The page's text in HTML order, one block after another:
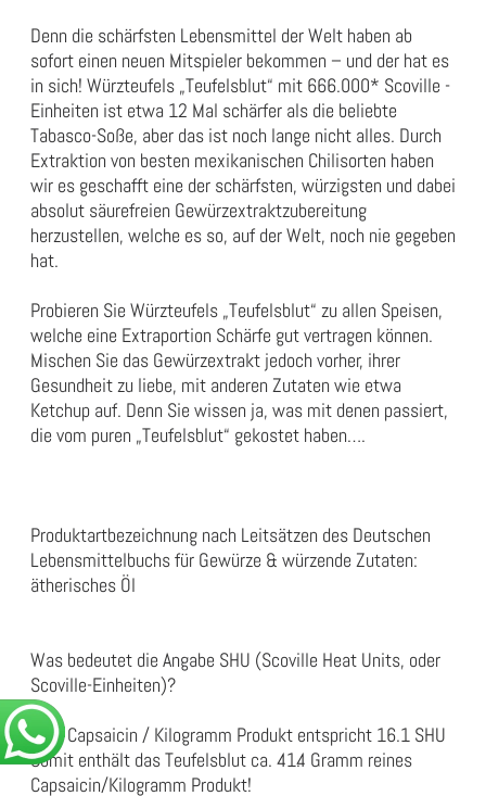
Denn die schärfsten Lebensmittel der Welt haben ab
sofort einen neuen Mitspieler bekommen – und der hat es
in sich! Würzteufels „Teufelsblut“ mit 666.000* Scoville -
Einheiten ist etwa 12 Mal schärfer als die beliebte
Tabasco-Soße, aber das ist noch lange nicht alles. Durch
Extraktion von besten mexikanischen Chilisorten haben
wir es geschafft eine der schärfsten, würzigsten und dabei
absolut säurefreien Gewürzextraktzubereitung
herzustellen, welche es so, auf der Welt, noch nie gegeben
hat.
Probieren Sie Würzteufels „Teufelsblut“ zu allen Speisen,
welche eine Extraportion Schärfe gut vertragen können.
Mischen Sie das Gewürzextrakt jedoch vorher, ihrer
Gesundheit zu liebe, mit anderen Zutaten wie etwa
Ketchup auf. Denn Sie wissen ja, was mit denen passiert,
die vom puren „Teufelsblut“ gekostet haben….
Produktartbezeichnung nach Leitsätzen des Deutschen
Lebensmittelbuchs für Gewürze & würzende Zutaten:
ätherisches Öl
Was bedeutet die Angabe SHU (Scoville Heat Units, oder
Scoville-Einheiten)?
1mg Capsaicin / Kilogramm Produkt entspricht 16.1 SHU
Somit enthält das Teufelsblut ca. 41.4 Gramm reines
Capsaicin/Kilogramm Produkt!